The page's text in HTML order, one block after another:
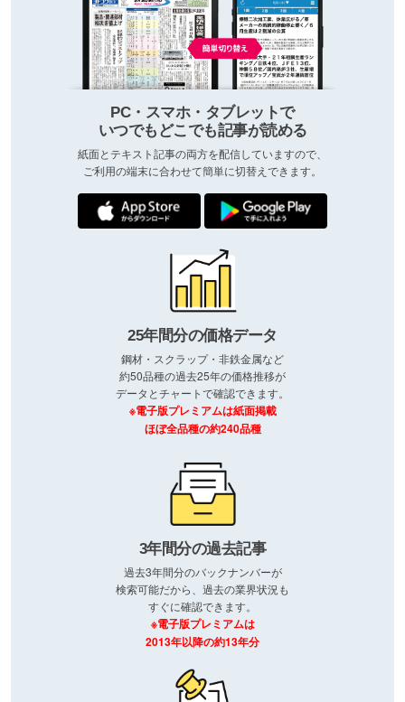
PC・スマホ・タブレットで
いつでもどこでも記事が読める
紙面とテキスト記事の両方を配信していますので、
ご利用の端末に合わせて簡単に切替えできます。
25年間分の価格データ
鋼材・スクラップ・非鉄金属など
約50品種の過去25年の価格推移が
データとチャートで確認できます。
※電子版プレミアムは紙面掲載
ほぼ全品種の約240品種
3年間分の過去記事
過去3年間分のバックナンバーが
検索可能だから、過去の業界状況も
すぐに確認できます。
※電子版プレミアムは
2013年以降の約13年分